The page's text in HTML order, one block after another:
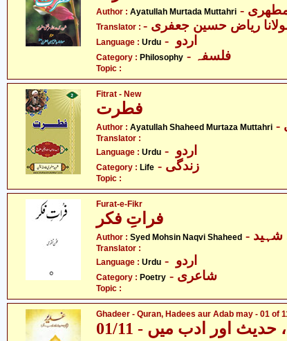
Author : Ayatullah Murtada Muttahri مطھری
Translator : ریاض حسین جعفری
Language : Urdu
Category : Philosophy - فلسفہ
Topic :
Fitrat - New
فطرت
Author : Ayatullah Shaheed Murtaza Muttahri
Translator :
Language : Urdu
Category : Life - زندگی
Topic :
Furat-e-Fikr
فراتِ فکر
Author : Syed Mohsin Naqvi Shaheed شہید
Translator :
Language : Urdu
Category : Poetry - شاعری
Topic :
Ghadeer - Quran, Hadees aur Adab may - 01 of
حدیث اور ادب میں